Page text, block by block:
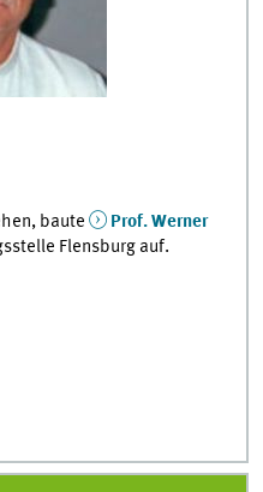
baute
Prof. Werner
Flensburg auf.